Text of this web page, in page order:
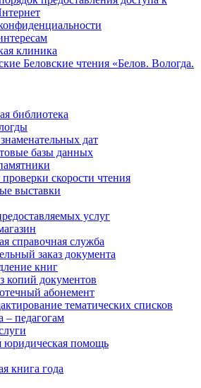
клиника
Беловские чтения «Белов. Вологда.
библиотека
дат
базы данных
проверки скорости чтения
выставки
услуг
справочная служба
заказ документа
книг
копий документов
абонемент
тематических списков
– педагогам
юридическая помощь
книга года